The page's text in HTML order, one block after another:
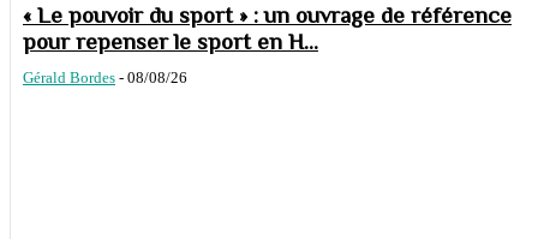
« Le pouvoir du sport » : un ouvrage de référence
pour repenser le sport en H...
Gérald Bordes - 08/08/26